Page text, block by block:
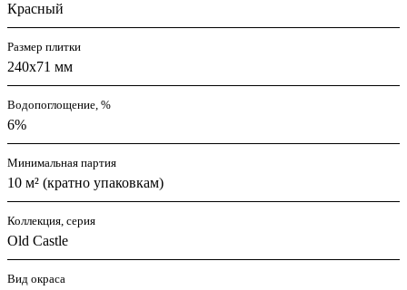
Красный
Размер плитки
240x71 мм
Водопоглощение, %
6%
Минимальная партия
10 м² (кратно упаковкам)
Коллекция, серия
Old Castle
Вид окраса